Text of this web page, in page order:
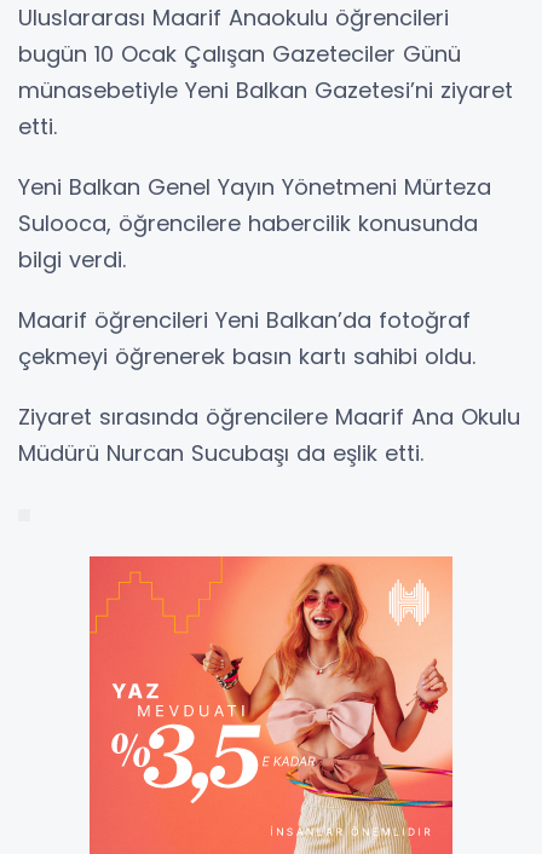
Uluslararası Maarif Anaokulu öğrencileri
bugün 10 Ocak Çalışan Gazeteciler Günü
münasebetiyle Yeni Balkan Gazetesi’ni ziyaret
etti.
Yeni Balkan Genel Yayın Yönetmeni Mürteza
Sulooca, öğrencilere habercilik konusunda
bilgi verdi.
Maarif öğrencileri Yeni Balkan’da fotoğraf
çekmeyi öğrenerek basın kartı sahibi oldu.
Ziyaret sırasında öğrencilere Maarif Ana Okulu
Müdürü Nurcan Sucubaşı da eşlik etti.